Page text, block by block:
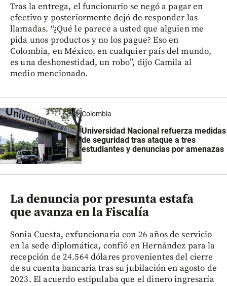
Tras la entrega, el funcionario se negó a pagar en
efectivo y posteriormente dejó de responder las
llamadas. “¿Qué le parece a usted que alguien me
pida unos productos y no los pague? Eso en
Colombia, en México, en cualquier país del mundo,
es una deshonestidad, un robo”, dijo Camila al
medio mencionado.
Colombia
Universidad Nacional refuerza medidas
de seguridad tras ataque a tres
estudiantes y denuncias por amenazas
La denuncia por presunta estafa
que avanza en la Fiscalía
Sonia Cuesta, exfuncionaria con 26 años de servicio
en la sede diplomática, confió en Hernández para la
recepción de 24.564 dólares provenientes del cierre
de su cuenta bancaria tras su jubilación en agosto de
2023. El acuerdo estipulaba que el dinero ingresaría